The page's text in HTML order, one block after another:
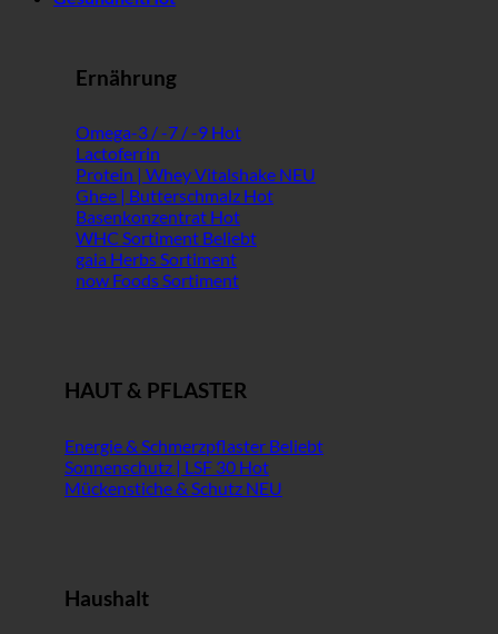
Ernährung
Omega-3 / -7 / -9
Lactoferrin
Protein | Whey Vitalshake
Ghee | Butterschmalz
Basenkonzentrat
WHC Sortiment
gaia Herbs Sortiment
now Foods Sortiment
HAUT & PFLASTER
Energie & Schmerzpflaster
Sonnenschutz | LSF 30
Mückenstiche & Schutz
Haushalt